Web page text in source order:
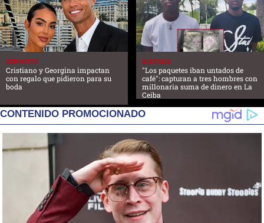
DEPORTES
Cristiano y Georgina impactan
con regalo que pidieron para su
boda
SUCESOS
"Los paquetes iban untados de
café": capturan a tres hombres con
millonaria suma de dinero en La
Ceiba
CONTENIDO PROMOCIONADO